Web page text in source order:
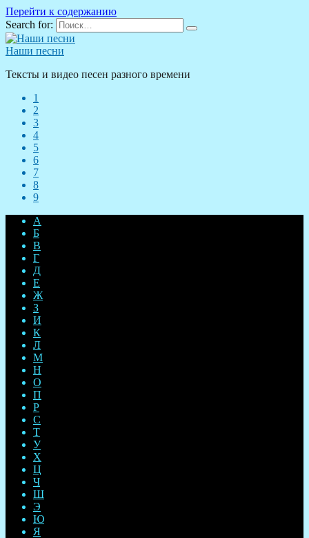
Перейти к содержанию
Search for:
Наши песни
Тексты и видео песен разного времени
1
2
3
4
5
6
7
8
9
А
Б
В
Г
Д
Е
Ж
З
И
К
Л
М
Н
О
П
Р
С
Т
У
Х
Ц
Ч
Ш
Э
Ю
Я